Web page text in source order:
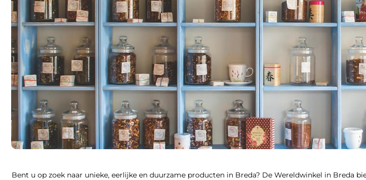
Bent u op zoek naar unieke, eerlijke en duurzame producten in Breda? De Wereldwinkel in Breda